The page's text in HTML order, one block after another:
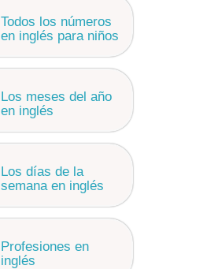
Todos los números
en inglés para niños
Los meses del año
en inglés
Los días de la
semana en inglés
Profesiones en
inglés